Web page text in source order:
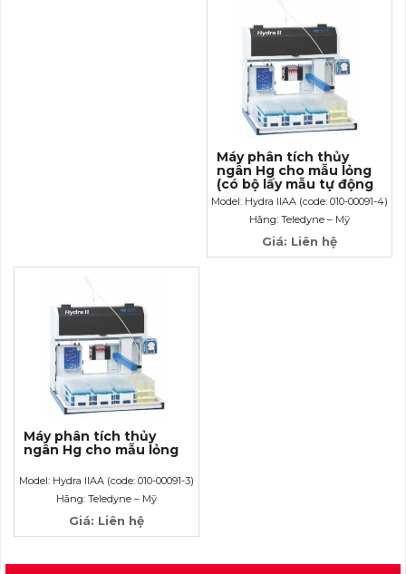
Máy phân tích thủy
ngân Hg cho mẫu lỏng
(có bộ lấy mẫu tự động
270 vị trí)
Model: Hydra IIAA (code: 010-00091-4)
Hãng: Teledyne – Mỹ
Giá: Liên hệ
Máy phân tích thủy
ngân Hg cho mẫu lỏng
Model: Hydra IIAA (code: 010-00091-3)
Hãng: Teledyne – Mỹ
Giá: Liên hệ